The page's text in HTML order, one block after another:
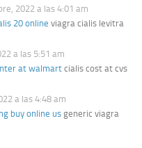
2022 a las 4:01 am
20 online viagra cialis levitra
a las 5:51 am
at walmart cialis cost at cvs
a las 4:48 am
buy online us generic viagra